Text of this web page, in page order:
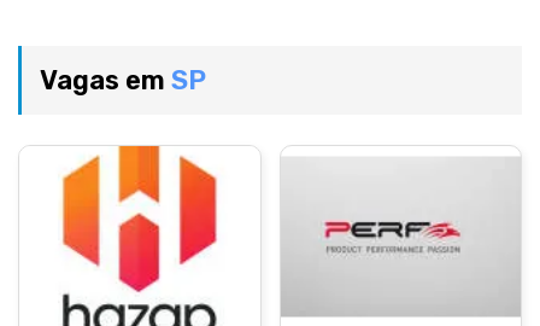
Vagas em SP